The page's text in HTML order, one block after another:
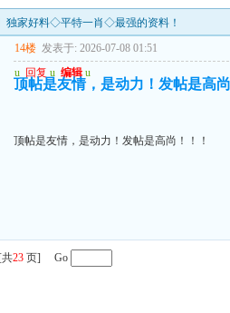
独家好料◇平特一肖◇最强的资料！
14楼 发表于: 2026-07-08 01:51
u 回复 u 编辑 u
顶帖是友情，是动力！发帖是高
顶帖是友情，是动力！发帖是高尚！！！
[共23 页] Go